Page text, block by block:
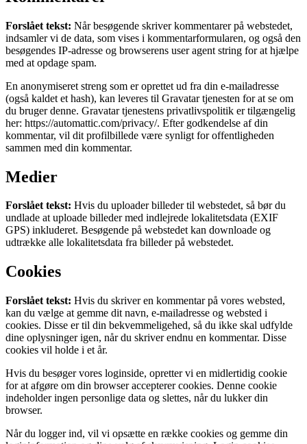
Forslået tekst: Når besøgende skriver kommentarer på webstedet,
indsamler vi de data, som vises i kommentarformularen, og også den
besøgendes IP-adresse og browserens user agent string for at hjælpe
med at opdage spam.
En anonymiseret streng som er oprettet ud fra din e-mailadresse
(også kaldet et hash), kan leveres til Gravatar tjenesten for at se om
du bruger denne. Gravatar tjenestens privatlivspolitik er tilgængelig
her: https://automattic.com/privacy/. Efter godkendelse af din
kommentar, vil dit profilbillede være synligt for offentligheden
sammen med din kommentar.
Medier
Forslået tekst: Hvis du uploader billeder til webstedet, så bør du
undlade at uploade billeder med indlejrede lokalitetsdata (EXIF
GPS) inkluderet. Besøgende på webstedet kan downloade og
udtrække alle lokalitetsdata fra billeder på webstedet.
Cookies
Forslået tekst: Hvis du skriver en kommentar på vores websted,
kan du vælge at gemme dit navn, e-mailadresse og websted i
cookies. Disse er til din bekvemmeligehed, så du ikke skal udfylde
dine oplysninger igen, når du skriver endnu en kommentar. Disse
cookies vil holde i et år.
Hvis du besøger vores loginside, opretter vi en midlertidig cookie
for at afgøre om din browser accepterer cookies. Denne cookie
indeholder ingen personlige data og slettes, når du lukker din
browser.
Når du logger ind, vil vi opsætte en række cookies og gemme din